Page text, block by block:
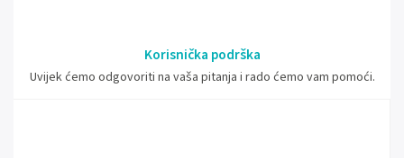
Korisnička podrška
Uvijek ćemo odgovoriti na vaša pitanja i rado ćemo vam pomoći.